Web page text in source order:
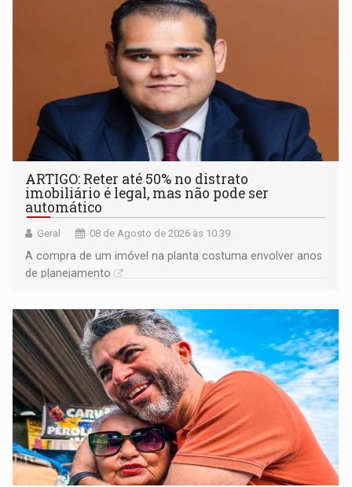
ARTIGO: Reter até 50% no distrato
imobiliário é legal, mas não pode ser
automático
Geral 08 de Agosto de 2026 às 10:39
A compra de um imóvel na planta costuma envolver anos
de planejamento